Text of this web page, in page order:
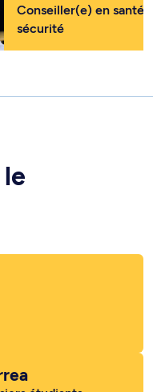
Conseiller(e) en santé
sécurité